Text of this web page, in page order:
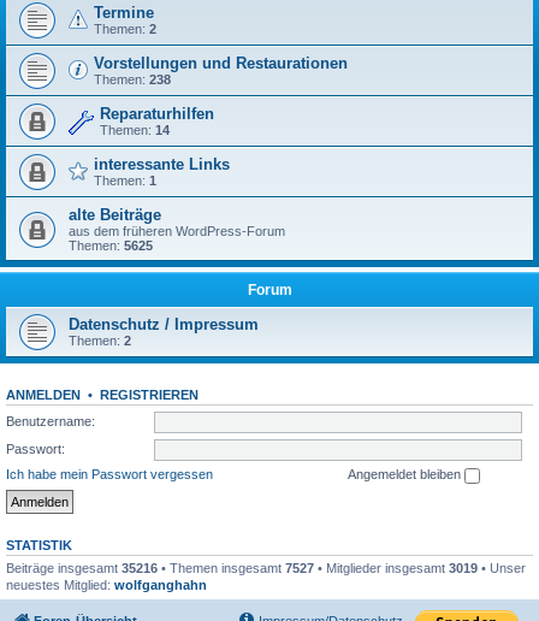
Termine
Themen: 2
Vorstellungen und Restaurationen
Themen: 238
Reparaturhilfen
Themen: 14
interessante Links
Themen: 1
alte Beiträge
aus dem früheren WordPress-Forum
Themen: 5625
Forum
Datenschutz / Impressum
Themen: 2
ANMELDEN • REGISTRIEREN
Benutzername:
Passwort:
Ich habe mein Passwort vergessen
Angemeldet bleiben
STATISTIK
Beiträge insgesamt 35216 • Themen insgesamt 7527 • Mitglieder insgesamt 3019 • Unser
neuestes Mitglied: wolfganghahn